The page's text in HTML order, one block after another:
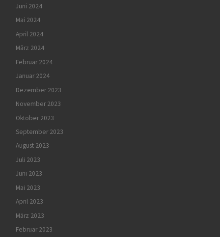
Juni 2024
Mai 2024
April 2024
März 2024
Februar 2024
Januar 2024
Dezember 2023
November 2023
Oktober 2023
September 2023
August 2023
Juli 2023
Juni 2023
Mai 2023
April 2023
März 2023
Februar 2023